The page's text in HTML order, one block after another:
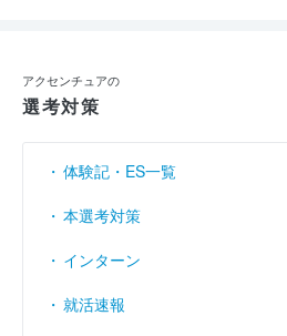
アクセンチュアの
選考対策
体験記・ES一覧
本選考対策
インターン
就活速報